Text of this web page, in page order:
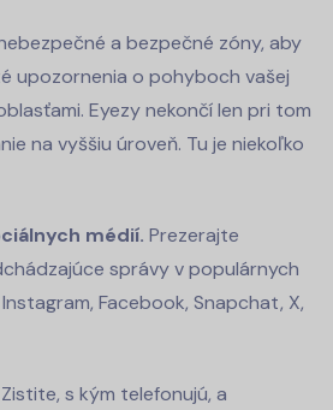
a bezpečné zóny, aby
upozornenia o pohyboch vašej
Eyezy nekončí len pri tom
na vyššiu úroveň. Tu je niekoľko
médií. Prezerajte
správy v populárnych
Facebook, Snapchat, X,
Zistite, s kým telefonujú, a